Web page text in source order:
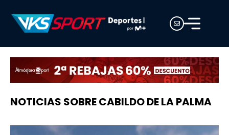
NOTICIAS SOBRE CABILDO DE LA PALMA